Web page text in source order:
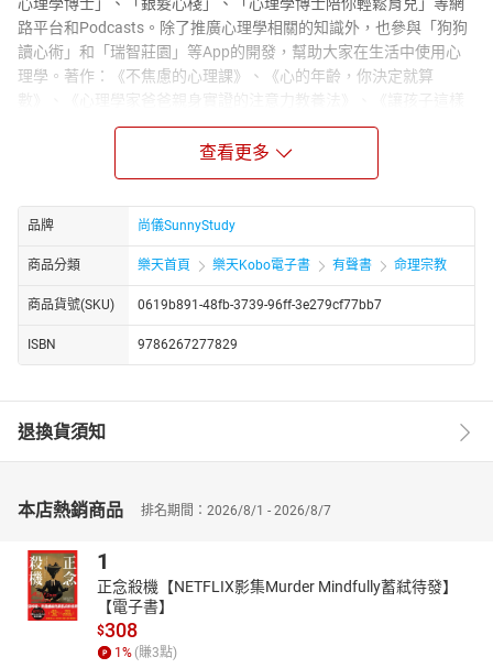
路平台和Podcasts。除了推廣心理學相關的知識外，也參與「狗狗
讀心術」和「瑞智莊園」等App的開發，幫助大家在生活中使用心
理學。著作：《不焦慮的心理課》、《心的年齡，你決定就算
數》、《心理學家爸爸親身實證的注意力教養法》、《讓孩子這樣
愛上學習》等。
■ 生活中的心理學博士｜FB粉絲頁
【朗讀者簡介】
尚儀有聲製播中心是專業的有聲出版品製作與發行單位，集結了台
灣資深配音員及新銳有聲表演者共聚一堂，為台灣優質的有聲出版
而努力。尹仲敏。美國紐約大學教育劇場研究所碩士。劇場演員、
戲劇教師與配音員的多元表演藝術工作者，中文配音作品包含有聲
書「人間失格」、動畫「蜘蛛人：新宇宙」等。現為尚儀有聲製播
中心特約配音員。
【書籍簡介】
你羨慕別人能一心數用，既高效又斜槓？
再忙也要學著愛自己，懂得如何才能活出更好的自己，
你是不是——
．手上事情做不完，偏又容易分心，抵不住「魔鬼的誘惑」
．待辦事項處理效率總趕不上新增的速度
．下班後就筋疲力盡，想要培養個興趣都覺得力不從心
．回家就忙家事、盯孩子，連留一點時間給自己都是奢想
．總想要把事情盡可能做到最好，不放過死線前任何一分鐘
查看更多
品牌 尚儀SunnyStudy
商品分類 樂天首頁 樂天Kobo電子書 有聲書 命理宗教
商品貨號(SKU) 0619b891-48fb-3739-96ff-3e279cf77bb7
ISBN 9786267277829
退換貨須知
本店熱銷商品 排名期間：2026/8/1 - 2026/8/7
1
正念殺機【NETFLIX影集Murder Mindfully蓄弒待發】
【電子書】
$308
1 % (賺3點)